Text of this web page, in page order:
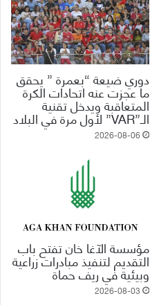
دوري ضيعة “بعمرة ” يحقق
ما عجزت عنه اتحادات الكرة
المتعاقبة ويدخل تقنية
الـ”VAR” لأول مرة في البلاد
2026-08-06
مؤسسة الآغا خان تفتح باب
التقديم لتنفيذ مبادرات زراعية
وبيئية في ريف حماة
2026-08-03